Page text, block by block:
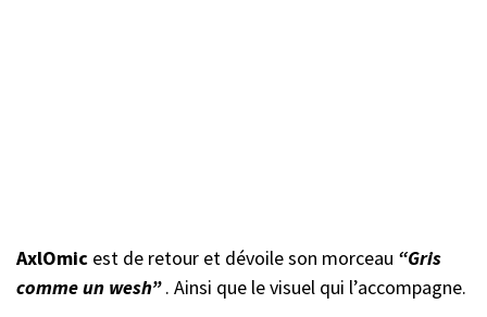
AxlOmic est de retour et dévoile son morceau “Gris
comme un wesh”. Ainsi que le visuel qui l’accompagne.